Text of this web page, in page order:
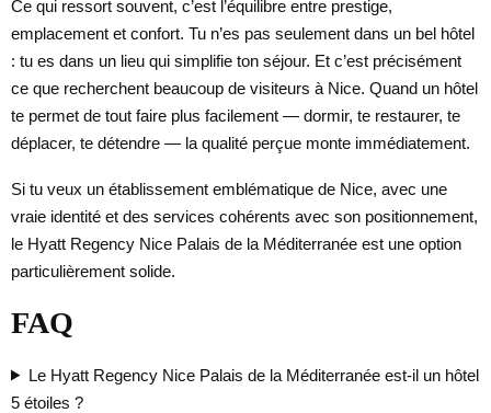
Ce qui ressort souvent, c’est l’équilibre entre prestige,
emplacement et confort. Tu n’es pas seulement dans un bel hôtel
: tu es dans un lieu qui simplifie ton séjour. Et c’est précisément
ce que recherchent beaucoup de visiteurs à Nice. Quand un hôtel
te permet de tout faire plus facilement — dormir, te restaurer, te
déplacer, te détendre — la qualité perçue monte immédiatement.
Si tu veux un établissement emblématique de Nice, avec une
vraie identité et des services cohérents avec son positionnement,
le Hyatt Regency Nice Palais de la Méditerranée est une option
particulièrement solide.
FAQ
Le Hyatt Regency Nice Palais de la Méditerranée est-il un hôtel
5 étoiles ?